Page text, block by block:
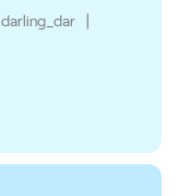
darling_dar |